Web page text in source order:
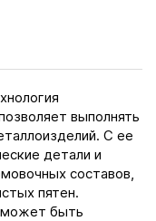
выполнять
С ее
детали и
составов,
пятен.
может быть